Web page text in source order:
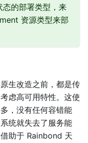
的部署类型，来
资源类型来部
生改造之前，都是传
虑高可用特性。这使
，没有任何容错能
统就失去了服务能
助于 Rainbond 天